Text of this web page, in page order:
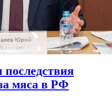
мяса в РФ